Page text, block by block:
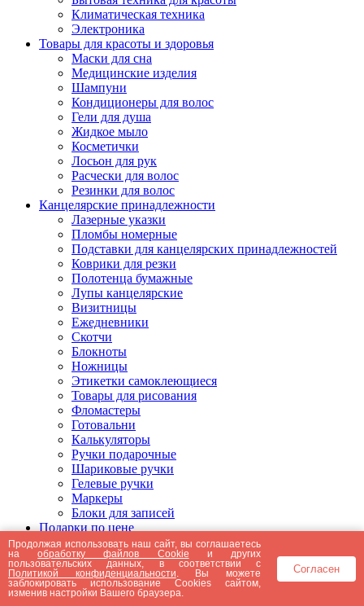
Климатическая техника
Электроника
Товары для красоты и здоровья
Маски для сна
Медицинские изделия
Шампуни
Кондиционеры для волос
Гели для душа
Жидкое мыло
Косметички
Лосьон для рук
Расчески для волос
Резинки для волос
Канцелярские принадлежности
Лазерные указки
Пломбы номерные
Подставки для канцелярских принадлежностей
Коврики для резки
Полотенца бумажные
Лупы канцелярские
Визитницы
Ежедневники
Скотчи
Блокноты
Ножницы
Этикетки самоклеющиеся
Товары для рисования
Фломастеры
Готовальни
Калькуляторы
Ручки подарочные
Шариковые ручки
Гелевые ручки
Маркеры
Блоки для записей
Подарки по цене
Подарки от 5000 рублей
Подарки до 5000 рублей
Подарки до 3000 рублей
Подарки до 2000 рублей
Подарки до 1000 рублей
Продолжая использовать наш сайт, вы соглашаетесь
наобработку файлов Cookie и других
пользовательских данных, в соответствии с
Политикой конфиденциальности . Вы можете
заблокировать использование Cookies сайтом,
изменив настройки Вашего браузера.
Согласен